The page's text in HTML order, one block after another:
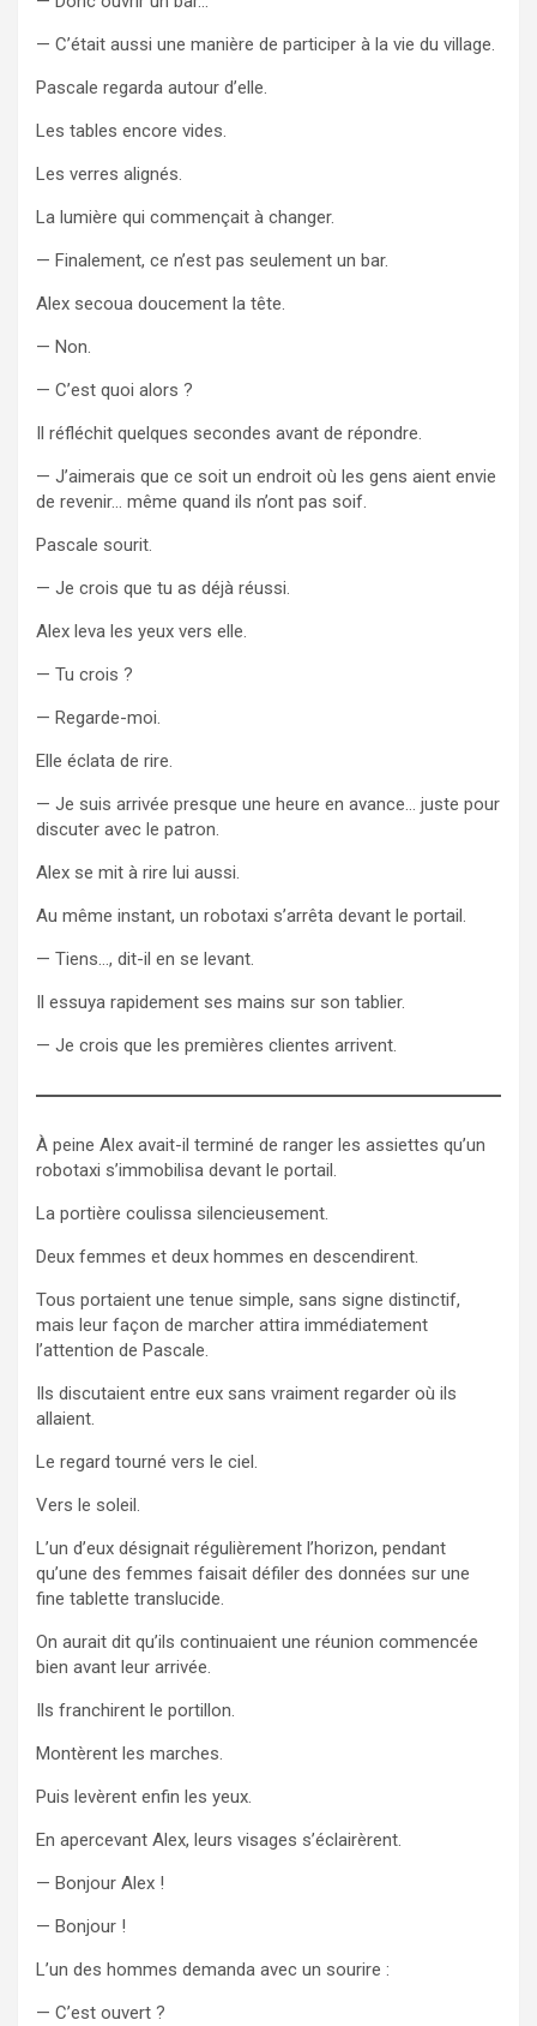
— C’était aussi une manière de participer à la vie du village.
Pascale regarda autour d’elle.
Les tables encore vides.
Les verres alignés.
La lumière qui commençait à changer.
— Finalement, ce n’est pas seulement un bar.
Alex secoua doucement la tête.
— Non.
— C’est quoi alors ?
Il réfléchit quelques secondes avant de répondre.
— J’aimerais que ce soit un endroit où les gens aient envie
de revenir… même quand ils n’ont pas soif.
Pascale sourit.
— Je crois que tu as déjà réussi.
Alex leva les yeux vers elle.
— Tu crois ?
— Regarde-moi.
Elle éclata de rire.
— Je suis arrivée presque une heure en avance… juste pour
discuter avec le patron.
Alex se mit à rire lui aussi.
Au même instant, un robotaxi s’arrêta devant le portail.
— Tiens…, dit-il en se levant.
Il essuya rapidement ses mains sur son tablier.
— Je crois que les premières clientes arrivent.
À peine Alex avait-il terminé de ranger les assiettes qu’un
robotaxi s’immobilisa devant le portail.
La portière coulissa silencieusement.
Deux femmes et deux hommes en descendirent.
Tous portaient une tenue simple, sans signe distinctif,
mais leur façon de marcher attira immédiatement
l’attention de Pascale.
Ils discutaient entre eux sans vraiment regarder où ils
allaient.
Le regard tourné vers le ciel.
Vers le soleil.
L’un d’eux désignait régulièrement l’horizon, pendant
qu’une des femmes faisait défiler des données sur une
fine tablette translucide.
On aurait dit qu’ils continuaient une réunion commencée
bien avant leur arrivée.
Ils franchirent le portillon.
Montèrent les marches.
Puis levèrent enfin les yeux.
En apercevant Alex, leurs visages s’éclairèrent.
— Bonjour Alex !
— Bonjour !
L’un des hommes demanda avec un sourire :
— C’est ouvert ?